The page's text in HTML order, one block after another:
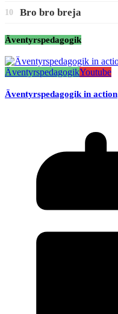
10 Bro bro breja
Äventyrspedagogik
ÄventyrspedagogikYoutube
Äventyrspedagogik in action